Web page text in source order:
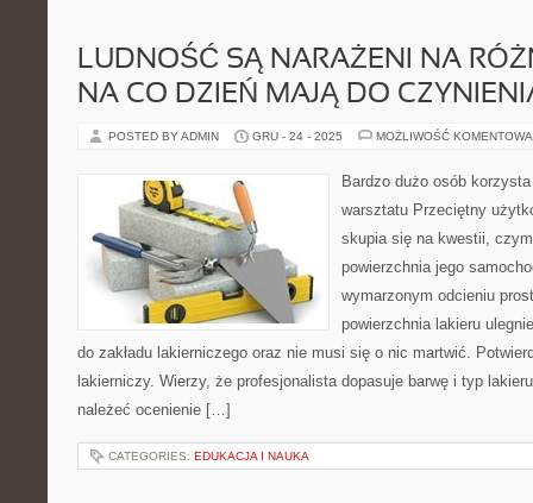
LUDNOŚĆ SĄ NARAŻENI NA
NA CO DZIEŃ MAJĄ DO
POSTED BY ADMIN GRU - 24 - 2025 MOŻLIWOŚĆ
Bardzo dużo osób
warsztatu Przeciętny
skupia się na kwestii,
powierzchnia jego
wymarzonym odcieniu
powierzchnia lakieru
do zakładu lakierniczego oraz nie musi się o nic martwić.
lakierniczy. Wierzy, że profesjonalista dopasuje barwę i typ
należeć ocenienie […]
CATEGORIES: EDUKACJA I NAUKA